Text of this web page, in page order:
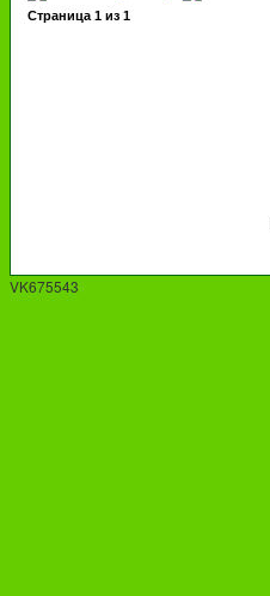
Страница 1 из 1
VK675543